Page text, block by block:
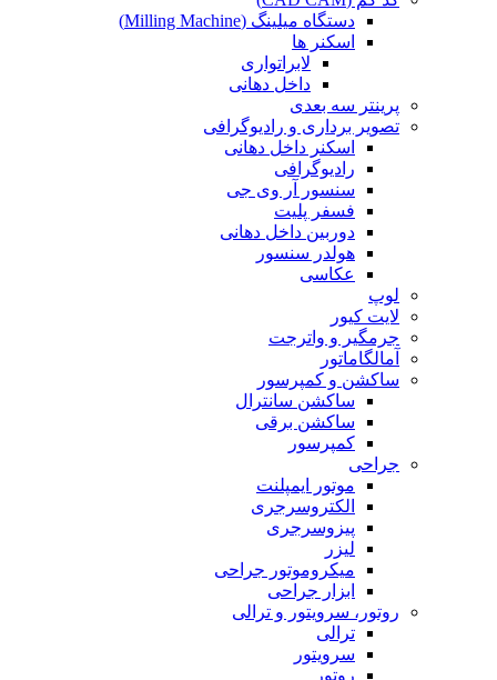
دستگاه میلینگ (Milling Machine)
اسکنر ها
لابراتواری
داخل دهانی
پرینتر سه بعدی
تصویر برداری و رادیوگرافی
اسکنر داخل دهانی
رادیوگرافی
سنسور آر وی جی
فسفر پلیت
دوربین داخل دهانی
هولدر سنسور
عکاسی
لوپ
لایت کیور
جرمگیر و واترجت
آمالگاماتور
ساکشن و کمپرسور
ساکشن سانترال
ساکشن برقی
کمپرسور
جراحی
موتور ایمپلنت
الکتروسرجری
پیزوسرجری
لیزر
میکروموتور جراحی
ابزار جراحی
روتور، سرویتور و ترالی
ترالی
سرویتور
روتور